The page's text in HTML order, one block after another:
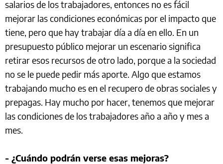
salarios de los trabajadores, entonces no es fácil
mejorar las condiciones económicas por el impacto que
tiene, pero que hay trabajar día a día en ello. En un
presupuesto público mejorar un escenario significa
retirar esos recursos de otro lado, porque a la sociedad
no se le puede pedir más aporte. Algo que estamos
trabajando mucho es en el recupero de obras sociales y
prepagas. Hay mucho por hacer, tenemos que mejorar
las condiciones de los trabajadores año a año y mes a
mes.
- ¿Cuándo podrán verse esas mejoras?